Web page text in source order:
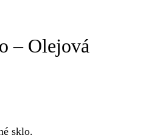
– Olejová
sklo.